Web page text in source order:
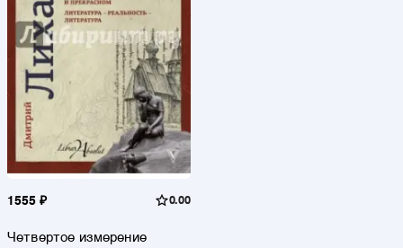
1555 ₽ 0.00
Четвертое измерение